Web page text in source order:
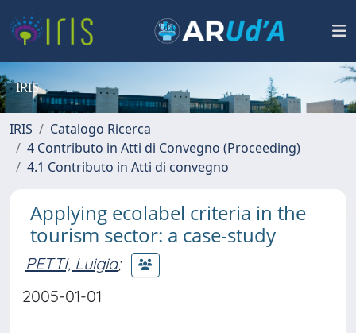
IRIS
IRIS
Catalogo Ricerca
4 Contributo in Atti di Convegno (Proceeding)
4.1 Contributo in Atti di convegno
Applying ecolabel criteria in the
tourism sector: a case-study
PETTI, Luigia;
2005-01-01